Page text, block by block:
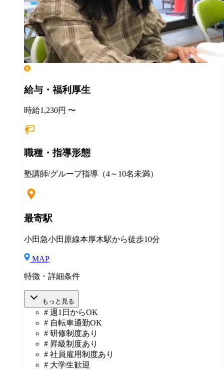
給与・福利厚生
時給1,230円 〜
職種・指導形態
塾講師/グループ指導（4～10名未満）
最寄駅
小田急小田原線本厚木駅から徒歩10分
MAP
特徴・詳細条件
もっと見る
# 週1日からOK
# 自転車通勤OK
# 研修制度あり
# 昇級制度あり
# 社員雇用制度あり
# 大学生歓迎